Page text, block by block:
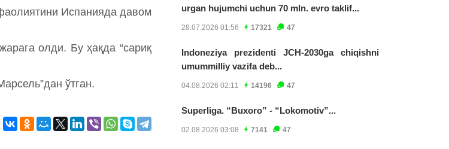
Испанияда давом
олди. Бу ҳақда “сариқ
ўтган.
urgan hujumchi uchun 70 mln. evro taklif...
28.07.2026 01:56 17321 47
Indoneziya prezidenti JCH-2030ga chiqishni
umummilliy vazifa deb...
04.08.2026 02:11 14196 47
Superliga. “Buxoro” - “Lokomotiv”...
02.08.2026 03:08 7141 47